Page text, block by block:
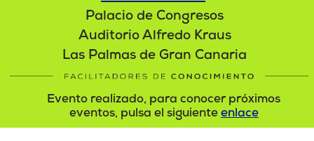
Palacio de Congresos
Auditorio Alfredo Kraus
Las Palmas de Gran Canaria
Evento realizado, para conocer próximos
eventos, pulsa el siguiente enlace